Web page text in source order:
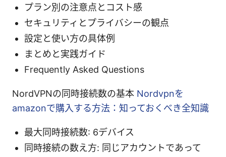
プラン別の注意点とコスト感
セキュリティとプライバシーの観点
設定と使い方の具体例
まとめと実践ガイド
Frequently Asked Questions
NordVPNの同時接続数の基本 Nordvpnを
amazonで購入する方法：知っておくべき全知識
最大同時接続数: 6デバイス
同時接続の数え方: 同じアカウントであって